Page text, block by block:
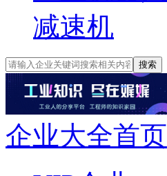
减速机
搜索
企业大全首页